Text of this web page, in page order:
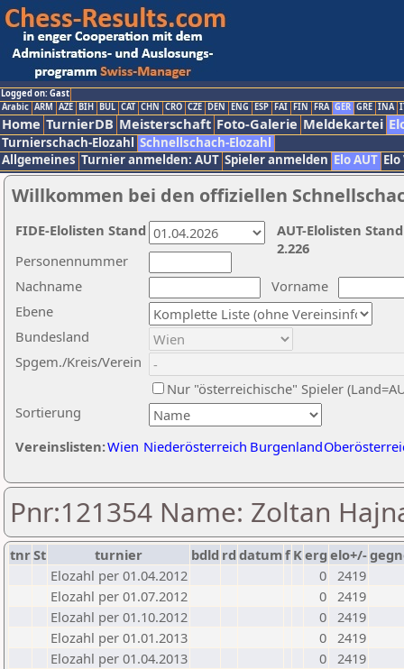
Logged on: Gast
Arabic ARM AZE BIH BUL CAT CHN CRO CZE DEN ENG ESP FAI FIN FRA GER GRE INA
Home TurnierDB Meisterschaft Foto-Galerie Meldekartei
Turnierschach-Elozahl Schnellschach-Elozahl
Allgemeines Turnier anmelden: AUT Spieler anmelden Elo AUT
Willkommen bei den offiziellen
Nachname
Vorname
Ebene
Sortierung
Personennummer
Bundesland
Spgem./Kreis/Verein
Nur "österreichische" Spieler
Vereinslisten:Wien Niederösterreich Burgenland
AUT-Elolisten
2.226
FIDE-Elolisten Stand
Pnr:121354 Name: Zoltan
tnrSt turnier bdld rd datumf Kerg elo+/-
Elozahl per 01.04.2012
0 2419
Elozahl per 01.07.2012
0 2419
Elozahl per 01.10.2012
0 2419
Elozahl per 01.01.2013
0 2419
Elozahl per 01.04.2013
0 2419